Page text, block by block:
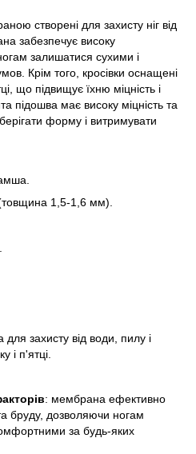
створені для захисту ніг від
забезпечує високу
залишатися сухими і
Крім того, кросівки оснащені
що підвищує їхню міцність і
підошва має високу міцність та
форму і витримувати
1,5-1,6 мм).
захисту від води, пилу і
і п'ятці.
: мембрана ефективно
бруду, дозволяючи ногам
за будь-яких